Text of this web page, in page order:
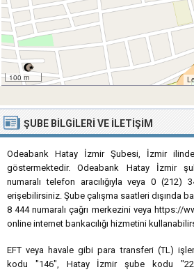
100 m
ŞUBE BILGILERI VE İLETIŞIM
Odeabank Hatay İzmir Şubesi, İzmir
göstermektedir. Odeabank Hatay İzmir
numaralı telefon aracılığıyla veya 0 (212)
erişebilirsiniz. Şube çalışma saatleri dışında
8 444 numaralı çağrı merkezini veya https://
online internet bankacılığı hizmetini
EFT veya havale gibi para transferi (TL)
kodu "146", Hatay İzmir şube kodu